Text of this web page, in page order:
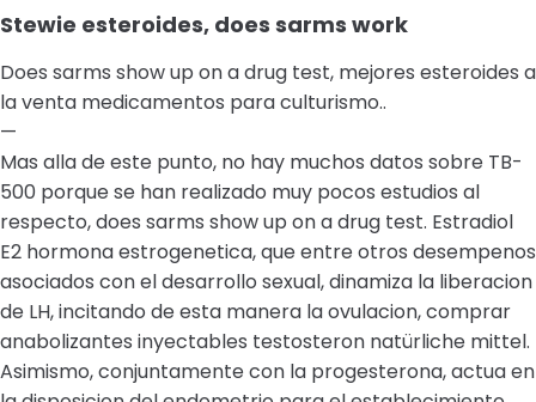
Stewie esteroides, does sarms work
Does sarms show up on a drug test, mejores esteroides a
la venta medicamentos para culturismo..
—
Mas alla de este punto, no hay muchos datos sobre TB-
500 porque se han realizado muy pocos estudios al
respecto, does sarms show up on a drug test. Estradiol
E2 hormona estrogenetica, que entre otros desempenos
asociados con el desarrollo sexual, dinamiza la liberacion
de LH, incitando de esta manera la ovulacion, comprar
anabolizantes inyectables testosteron natürliche mittel.
Asimismo, conjuntamente con la progesterona, actua en